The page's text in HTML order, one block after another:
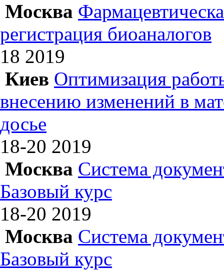
Москва
регистрация биоаналогов
18 2019
Киев Оптимизация
внесению изменений в
досье
18-20 2019
Москва Система
Базовый курс
18-20 2019
Москва Система
Базовый курс